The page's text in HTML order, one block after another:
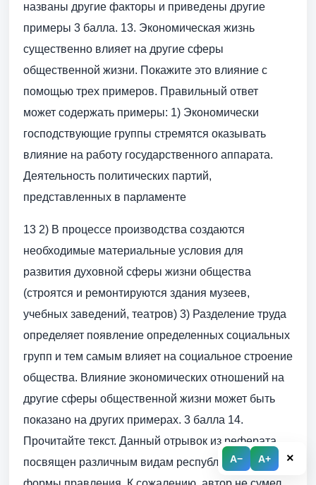
A− A+ ×
названы другие факторы и приведены другие
примеры 3 балла. 13. Экономическая жизнь
существенно влияет на другие сферы
общественной жизни. Покажите это влияние с
помощью трех примеров. Правильный ответ
может содержать примеры: 1) Экономически
господствующие группы стремятся оказывать
влияние на работу государственного аппарата.
Деятельность политических партий,
представленных в парламенте
13 2) В процессе производства создаются
необходимые материальные условия для
развития духовной сферы жизни общества
(строятся и ремонтируются здания музеев,
учебных заведений, театров) 3) Разделение труда
определяет появление определенных социальных
групп и тем самым влияет на социальное строение
общества. Влияние экономических отношений на
другие сферы общественной жизни может быть
показано на других примерах. 3 балла 14.
Прочитайте текст. Данный отрывок из реферата
посвящен различным видам республиканской